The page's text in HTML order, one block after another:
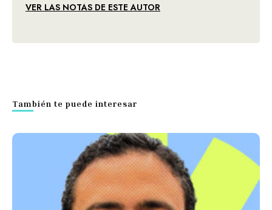
VER LAS NOTAS DE ESTE AUTOR
También te puede interesar